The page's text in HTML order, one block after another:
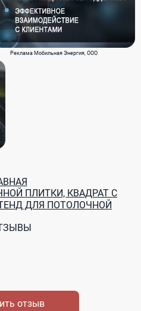
Реклама Мобильная Энергия, ООО
ПЛИТКИ, КВАДРАТ С
ДЛЯ ПОТОЛОЧНОЙ
отзыв